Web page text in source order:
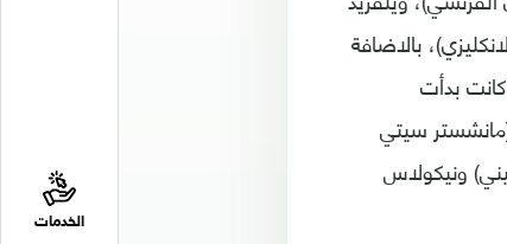
الخدمات
بالاضافة
بدأت
(مانشستر سيتي
ونيكولاس